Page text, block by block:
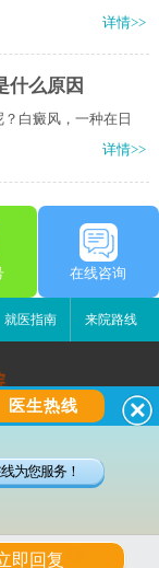
详情>>
什么原因
白癜风，一种在日
详情>>
在线咨询
就医指南 来院路线
医生热线
为您服务！
即回复